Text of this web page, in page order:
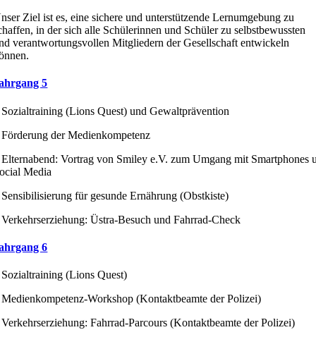
Ziel ist es, eine sichere und unterstützende Lernumgebung zu
in der sich alle Schülerinnen und Schüler zu selbstbewussten
verantwortungsvollen Mitgliedern der Gesellschaft entwickeln
5
(Lions Quest) und Gewaltprävention
der Medienkompetenz
Vortrag von Smiley e.V. zum Umgang mit Smartphones
Media
für gesunde Ernährung (Obstkiste)
Üstra-Besuch und Fahrrad-Check
6
(Lions Quest)
Workshop (Kontaktbeamte der Polizei)
Fahrrad-Parcours (Kontaktbeamte der Polizei)